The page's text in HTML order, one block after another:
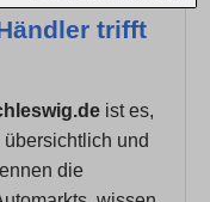
trifft
ist es,
und
die